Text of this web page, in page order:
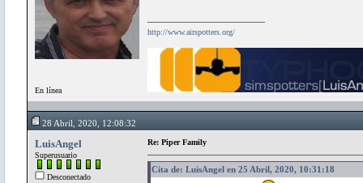
En línea
http://www.airspotters.org/
28 Abril, 2020, 12:08:32
LuisAngel
Superusuario
Desconectado
Re: Piper Family
Cita de: LuisAngel en 25 Abril, 2020, 10:31:18